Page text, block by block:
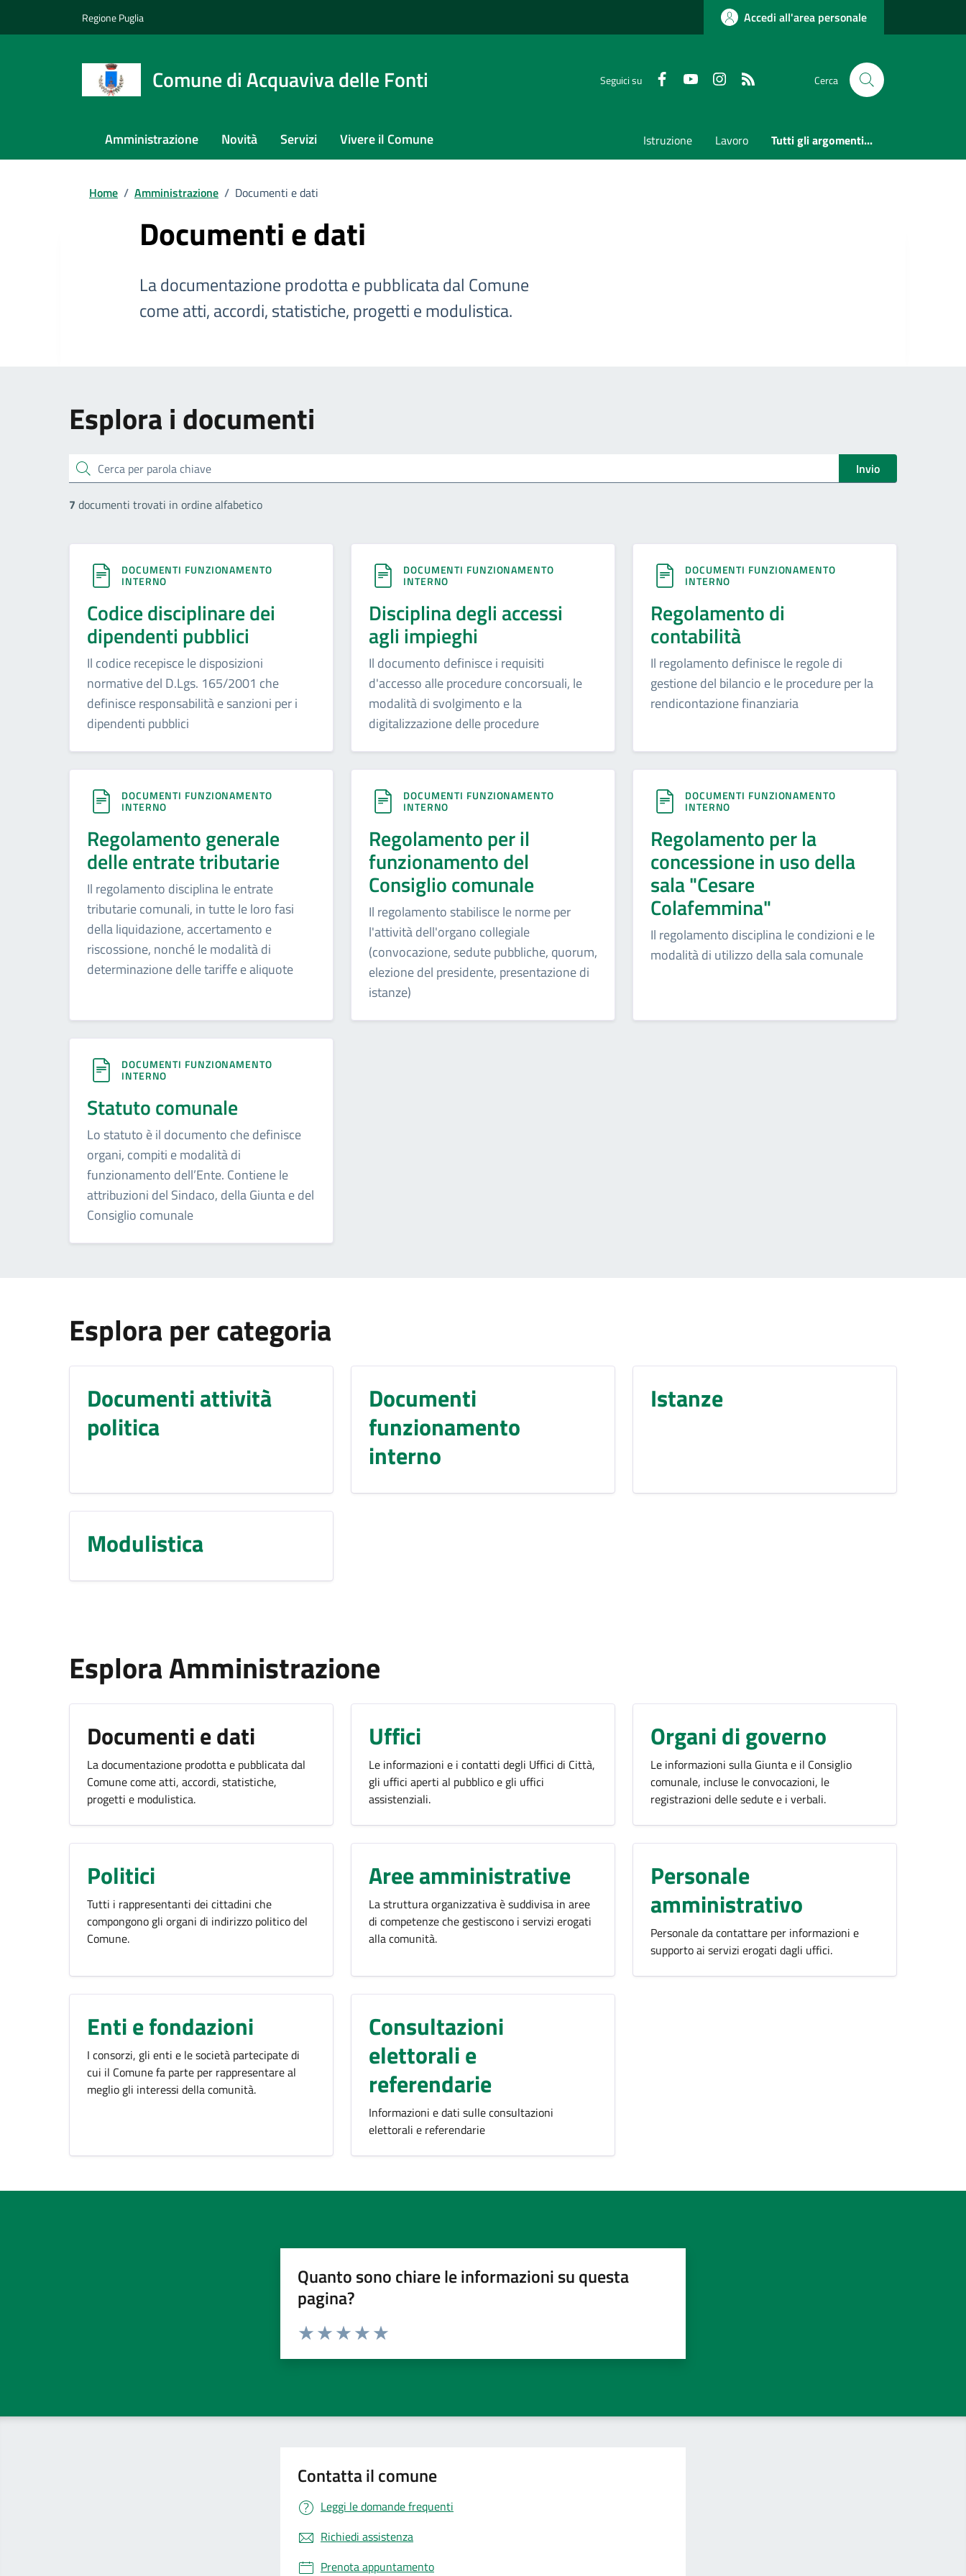
Regione Puglia Accedi all'area personale
Comune di Acquaviva delle Fonti Seguici su FaceboookYoutubeInstagram Cerca
Amministrazione Novità Servizi Vivere il Comune Istruzione Lavoro Tutti gli argomenti...
Home / Amministrazione / Documenti e dati
Documenti e dati
La documentazione prodotta e pubblicata dal Comune
come atti, accordi, statistiche, progetti e modulistica.
Esplora i documenti
cerca Invio
7 documenti trovati in ordine alfabetico
DOCUMENTI FUNZIONAMENTO
INTERNO
Codice disciplinare dei
dipendenti pubblici
Il codice recepisce le disposizioni
normative del D.Lgs. 165/2001 che
definisce responsabilità e sanzioni per i
dipendenti pubblici
DOCUMENTI FUNZIONAMENTO
INTERNO
Disciplina degli accessi
agli impieghi
Il documento definisce i requisiti
d'accesso alle procedure concorsuali, le
modalità di svolgimento e la
digitalizzazione delle procedure
DOCUMENTI FUNZIONAMENTO
INTERNO
Regolamento di
contabilità
Il regolamento definisce le regole di
gestione del bilancio e le procedure per la
rendicontazione finanziaria
DOCUMENTI FUNZIONAMENTO
INTERNO
Regolamento generale
delle entrate tributarie
Il regolamento disciplina le entrate
tributarie comunali, in tutte le loro fasi
della liquidazione, accertamento e
riscossione, nonché le modalità di
determinazione delle tariffe e aliquote
DOCUMENTI FUNZIONAMENTO
INTERNO
Regolamento per il
funzionamento del
Consiglio comunale
Il regolamento stabilisce le norme per
l'attività dell'organo collegiale
(convocazione, sedute pubbliche, quorum,
elezione del presidente, presentazione di
istanze)
DOCUMENTI FUNZIONAMENTO
INTERNO
Regolamento per la
concessione in uso della
sala "Cesare
Colafemmina"
Il regolamento disciplina le condizioni e le
modalità di utilizzo della sala comunale
DOCUMENTI FUNZIONAMENTO
INTERNO
Statuto comunale
Lo statuto è il documento che definisce
organi, compiti e modalità di
funzionamento dell’Ente. Contiene le
attribuzioni del Sindaco, della Giunta e del
Consiglio comunale
Esplora per categoria
Documenti attività
politica
Documenti
funzionamento
interno
Istanze
Modulistica
Esplora Amministrazione
Documenti e dati
La documentazione prodotta e pubblicata dal
Comune come atti, accordi, statistiche,
progetti e modulistica.
Uffici
Le informazioni e i contatti degli Uffici di Città,
gli uffici aperti al pubblico e gli uffici
assistenziali.
Organi di governo
Le informazioni sulla Giunta e il Consiglio
comunale, incluse le convocazioni, le
registrazioni delle sedute e i verbali.
Politici
Tutti i rappresentanti dei cittadini che
compongono gli organi di indirizzo politico del
Comune.
Aree amministrative
La struttura organizzativa è suddivisa in aree
di competenze che gestiscono i servizi erogati
alla comunità.
Personale
amministrativo
Personale da contattare per informazioni e
supporto ai servizi erogati dagli uffici.
Enti e fondazioni
I consorzi, gli enti e le società partecipate di
cui il Comune fa parte per rappresentare al
meglio gli interessi della comunità.
Consultazioni
elettorali e
referendarie
Informazioni e dati sulle consultazioni
elettorali e referendarie
Quanto sono chiare le informazioni su questa
pagina?
Valuta da 1 a 5 stelle la pagina
Contatta il comune
Leggi le domande frequenti
Richiedi assistenza
Prenota appuntamento